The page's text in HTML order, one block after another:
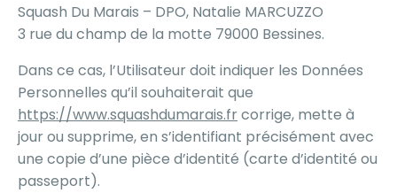
Squash Du Marais – DPO, Natalie MARCUZZO
3 rue du champ de la motte 79000 Bessines.
Dans ce cas, l’Utilisateur doit indiquer les Données
Personnelles qu’il souhaiterait que
https://www.squashdumarais.frcorrige, mette à
jour ou supprime, en s’identifiant précisément avec
une copie d’une pièce d’identité (carte d’identité ou
passeport).